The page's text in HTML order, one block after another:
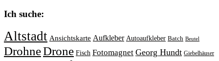
Ich suche:
Altstadt Ansichtskarte Aufkleber Autoaufkleber Batch Beutel
DrohneDrone Fisch Fotomagnet Georg Hundt Giebelhäuser